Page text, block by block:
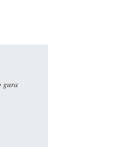
gura